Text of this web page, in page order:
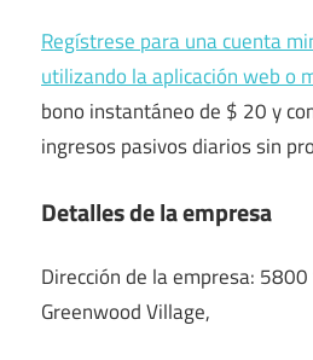
Regístrese para una cuenta
utilizando la aplicación web o
bono instantáneo de $ 20 y
ingresos pasivos diarios sin
Detalles de la empresa
Dirección de la empresa: 5800
Greenwood Village,